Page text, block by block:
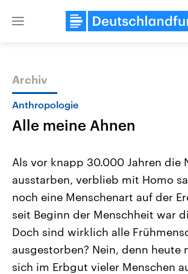
Close
Themen
USA
Aktuelle Beiträge, Analysen und
Hintergründe
Wirtschaftlich und militärisch
gehören die Vereinigten Staaten zu
den mächtigsten Ländern der Erde,
mit großem Einfluss auf das
Der
Israel
Archiv
Anthropologie
Alle meine Ahnen
Als vor knapp 30.000 Jahren die
ausstarben, verblieb mit Homo
noch eine Menschenart auf der
seit Beginn der Menschheit war
Doch sind wirklich alle
ausgestorben? Nein, denn heute
sich im Erbgut vieler Menschen